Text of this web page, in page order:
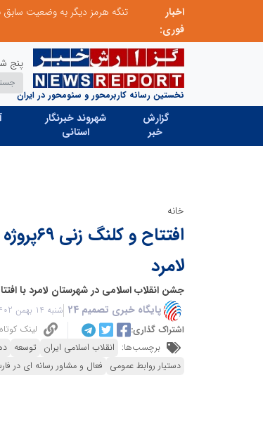
اخبار
فوری:
نخستین رسانه کاربرمحور و سئومحور در ایران
پنج شنبه 15
گزارش
خبر
شهروند خبرنگار
استانی
خانه
افتتاح
لامرد
جشن انقلاب اسلامی در شهرستان لامرد با افتتاح و کلنگ زنی
پایگاه خبری تصمیم 24
شنبه 14 بهمن 1402 - 09:43
اشتراک گذاری:
لینک کوتاه
برچسب‌ها: انقلاب اسلامی ایران توسعه
دستیار روابط عمومی فعال و مشاور رسانه ای در